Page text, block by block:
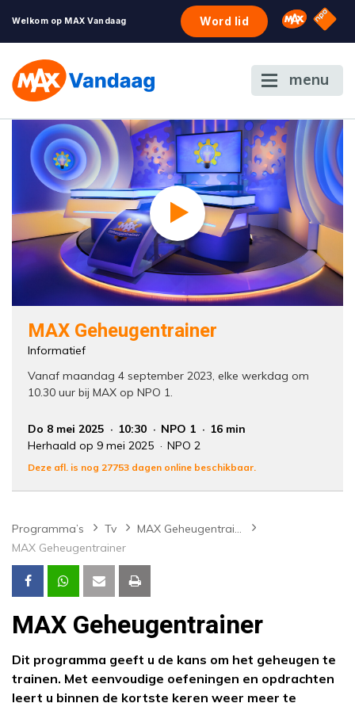
Welkom op MAX Vandaag Word lid Omroep
NPO
menu
MAX Geheugentrainer
Informatief
Vanaf maandag 4 september 2023, elke werkdag om
10.30 uur bij MAX op NPO 1.
Do 8 mei 2025 10:30 NPO 1
16 min
Herhaald op 9 mei 2025
NPO 2
Deze afl. is nog 27753 dagen online beschikbaar.
Programma’s Tv
MAX Geheugentrainer
MAX Geheugentrainer
MAX Geheugentrainer
Dit programma geeft u de kans om het geheugen te
trainen. Met eenvoudige oefeningen en opdrachten
leert u binnen de kortste keren weer meer te